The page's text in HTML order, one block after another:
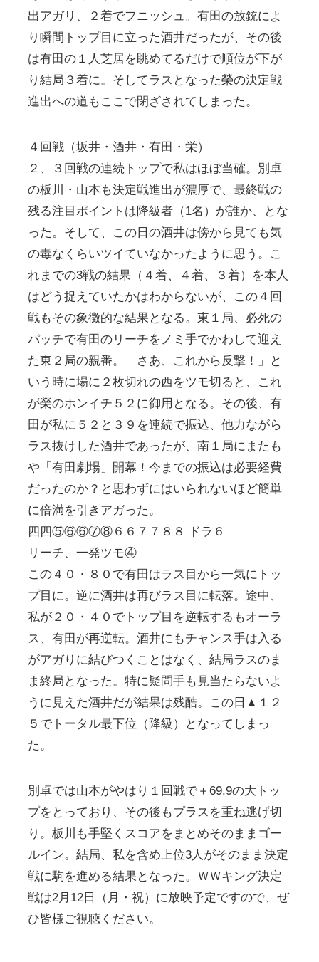
出アガリ、２着でフニッシュ。有田の放銃によ
り瞬間トップ目に立った酒井だったが、その後
は有田の１人芝居を眺めてるだけで順位が下が
り結局３着に。そしてラスとなった榮の決定戦
進出への道もここで閉ざされてしまった。
４回戦（坂井・酒井・有田・栄）
２、３回戦の連続トップで私はほぼ当確。別卓
の板川・山本も決定戦進出が濃厚で、最終戦の
残る注目ポイントは降級者（1名）が誰か、とな
った。そして、この日の酒井は傍から見ても気
の毒なくらいツイていなかったように思う。こ
れまでの3戦の結果（４着、４着、３着）を本人
はどう捉えていたかはわからないが、この４回
戦もその象徴的な結果となる。東１局、必死の
パッチで有田のリーチをノミ手でかわして迎え
た東２局の親番。「さあ、これから反撃！」と
いう時に場に２枚切れの西をツモ切ると、これ
が榮のホンイチ５２に御用となる。その後、有
田が私に５２と３９を連続で振込、他力ながら
ラス抜けした酒井であったが、南１局にまたも
や「有田劇場」開幕！今までの振込は必要経費
だったのか？と思わずにはいられないほど簡単
に倍満を引きアガった。
四四⑤⑥⑥⑦⑧６６７７８８ ドラ６
リーチ、一発ツモ④
この４０・８０で有田はラス目から一気にトッ
プ目に。逆に酒井は再びラス目に転落。途中、
私が２０・４０でトップ目を逆転するもオーラ
ス、有田が再逆転。酒井にもチャンス手は入る
がアガりに結びつくことはなく、結局ラスのま
ま終局となった。特に疑問手も見当たらないよ
うに見えた酒井だが結果は残酷。この日▲１２
５でトータル最下位（降級）となってしまっ
た。
別卓では山本がやはり１回戦で＋69.9の大トッ
プをとっており、その後もプラスを重ね逃げ切
り。板川も手堅くスコアをまとめそのままゴー
ルイン。結局、私を含め上位3人がそのまま決定
戦に駒を進める結果となった。ＷＷキング決定
戦は2月12日（月・祝）に放映予定ですので、ぜ
ひ皆様ご視聴ください。